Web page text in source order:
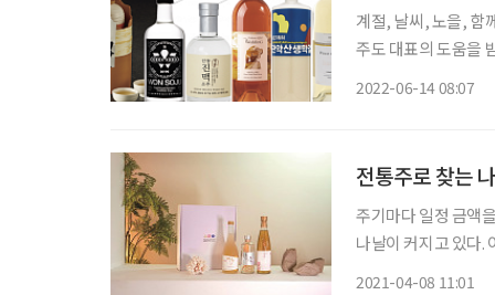
계절, 날씨, 노을, 함께하는
주도 대표의 도움을
2022-06-14 08:07
전통주로 찾는
주기마다 일정 금액
나날이 커지고 있다.
2021-04-08 11:01